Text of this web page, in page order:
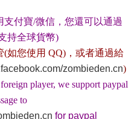
付寶/微信，您還可以通過
持全球貨幣)
如您使用 QQ)，或者通過給
zombieden.cn)
player, we support paypal
to
for paypal